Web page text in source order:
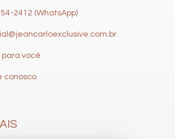
2412 (WhatsApp)
para você
conosco